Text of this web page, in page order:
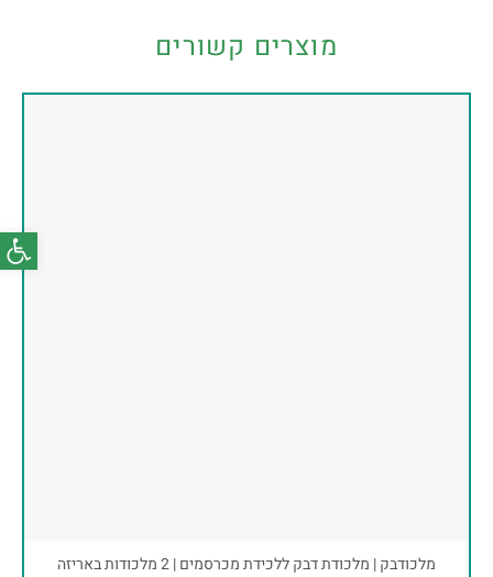
מוצרים קשורים
מלכודבק | מלכודת דבק ללכידת מכרסמים | 2 מלכודות באריזה
פתח